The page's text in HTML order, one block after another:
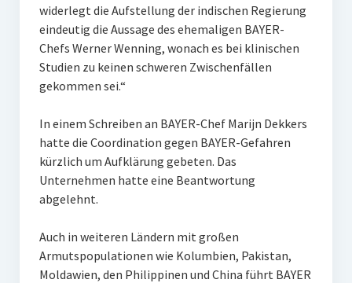
widerlegt die Aufstellung der indischen Regierung
eindeutig die Aussage des ehemaligen BAYER-
Chefs Werner Wenning, wonach es bei klinischen
Studien zu keinen schweren Zwischenfällen
gekommen sei.“
In einem Schreiben an BAYER-Chef Marijn Dekkers
hatte die Coordination gegen BAYER-Gefahren
kürzlich um Aufklärung gebeten. Das
Unternehmen hatte eine Beantwortung
abgelehnt.
Auch in weiteren Ländern mit großen
Armutspopulationen wie Kolumbien, Pakistan,
Moldawien, den Philippinen und China führt BAYER